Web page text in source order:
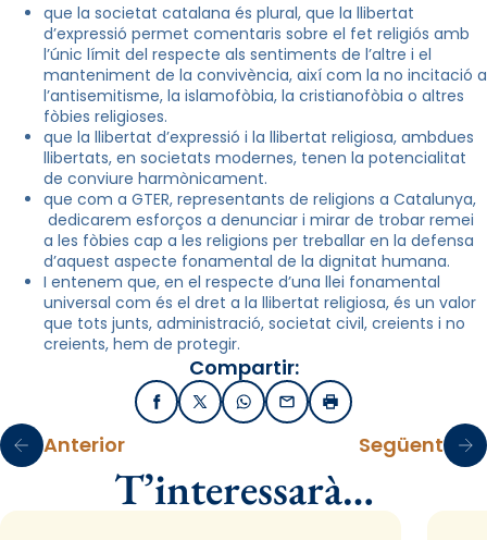
que la societat catalana és plural, que la llibertat
d’expressió permet comentaris sobre el fet religiós amb
l’únic límit del respecte als sentiments de l’altre i el
manteniment de la convivència, així com la no incitació a
l’antisemitisme, la islamofòbia, la cristianofòbia o altres
fòbies religioses.
que la llibertat d’expressió i la llibertat religiosa, ambdues
llibertats, en societats modernes, tenen la potencialitat
de conviure harmònicament.
que com a GTER, representants de religions a Catalunya,
dedicarem esforços a denunciar i mirar de trobar remei
a les fòbies cap a les religions per treballar en la defensa
d’aquest aspecte fonamental de la dignitat humana.
I entenem que, en el respecte d’una llei fonamental
universal com és el dret a la llibertat religiosa, és un valor
que tots junts, administració, societat civil, creients i no
creients, hem de protegir.
Compartir:
FacebookX / TwitterWhatsApp
EmailImprimir
Anterior Següent
T’interessarà…